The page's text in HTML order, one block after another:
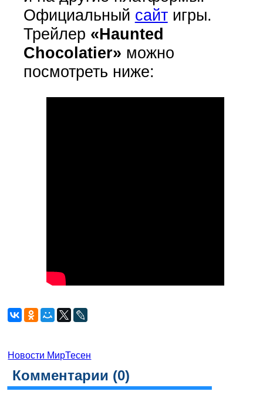
Официальный сайтигры.
Трейлер «Haunted
Chocolatier» можно
посмотреть ниже:
Новости МирТесен
Комментарии (0)